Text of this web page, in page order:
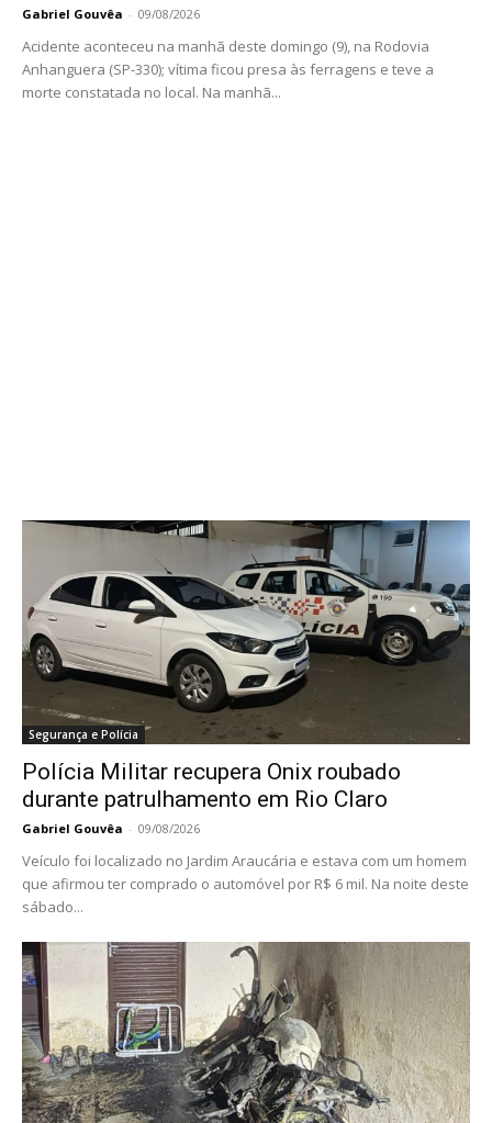
Gabriel Gouvêa - 09/08/2026
Acidente aconteceu na manhã deste domingo (9), na Rodovia
Anhanguera (SP-330); vítima ficou presa às ferragens e teve a
morte constatada no local. Na manhã...
Segurança e Polícia
Polícia Militar recupera Onix roubado
durante patrulhamento em Rio Claro
Gabriel Gouvêa - 09/08/2026
Veículo foi localizado no Jardim Araucária e estava com um homem
que afirmou ter comprado o automóvel por R$ 6 mil. Na noite deste
sábado...